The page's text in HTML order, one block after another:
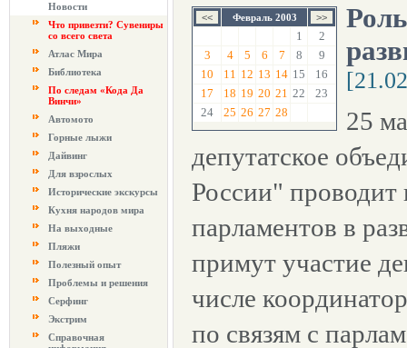
Новости
Что привезти? Сувениры
со всего света
Атлас Мира
Библиотека
По следам «Кода Да
Винчи»
Автомото
Горные лыжи
Дайвинг
Для взрослых
Исторические экскурсы
Кухня народов мира
На выходные
Пляжи
Полезный опыт
Проблемы и решения
Серфинг
Экстрим
Справочная
Февраль 2003
1
2
3
4 5 6 7 8
9
10
11 12 13 14 15
16
17
18 19 20 21 22
23
24
25 26 27 28
25
депутатское
России" проводит
парламентов в
примут участие
числе
по связям с